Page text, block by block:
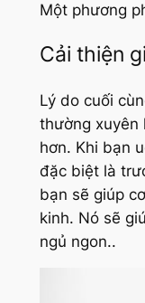
Một phương
Cải thiện
Lý do cuối
thường xuyên
hơn. Khi bạn
đặc biệt là
bạn sẽ giúp
kinh. Nó sẽ
ngủ ngon..